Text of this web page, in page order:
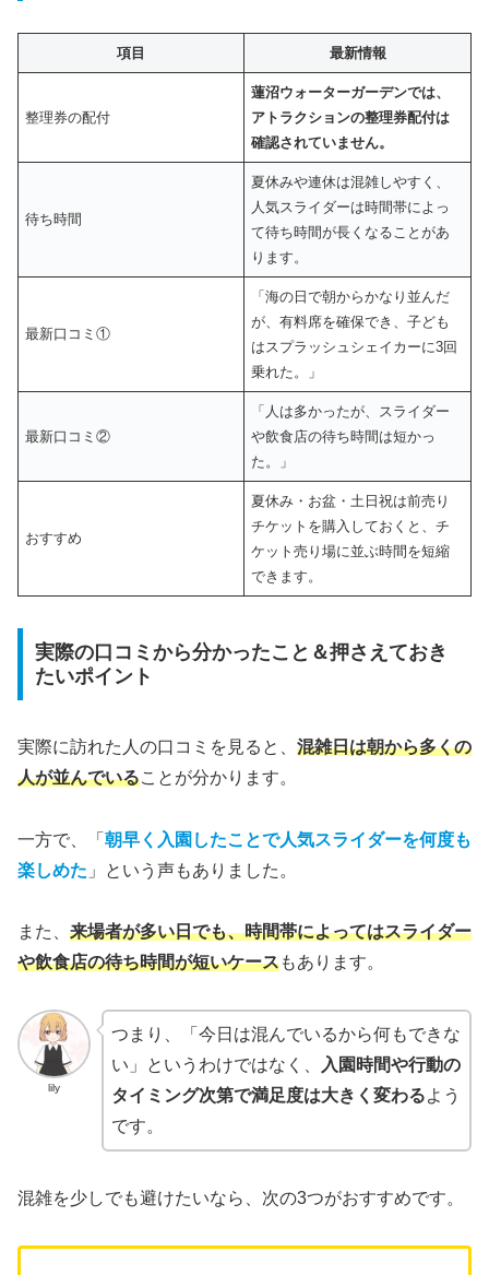
項目 最新情報
整理券の配付
蓮沼ウォーターガーデンでは、
アトラクションの整理券配付は
確認されていません。
待ち時間
夏休みや連休は混雑しやすく、
人気スライダーは時間帯によっ
て待ち時間が長くなることがあ
ります。
最新口コミ①
「海の日で朝からかなり並んだ
が、有料席を確保でき、子ども
はスプラッシュシェイカーに3回
乗れた。」
最新口コミ②
「人は多かったが、スライダー
や飲食店の待ち時間は短かっ
た。」
おすすめ
夏休み・お盆・土日祝は前売り
チケットを購入しておくと、チ
ケット売り場に並ぶ時間を短縮
できます。
実際の口コミから分かったこと＆押さえておき
たいポイント
実際に訪れた人の口コミを見ると、 混雑日は朝から多くの
人が並んでいることが分かります。
一方で、「 朝早く入園したことで人気スライダーを何度も
楽しめた 」という声もありました。
また、 来場者が多い日でも、時間帯によってはスライダー
や飲食店の待ち時間が短いケースもあります。
lily
つまり、「今日は混んでいるから何もできな
い」というわけではなく、
入園時間や行動の
タイミング次第で満足度は大きく変わるよう
です。
混雑を少しでも避けたいなら、次の3つがおすすめです。